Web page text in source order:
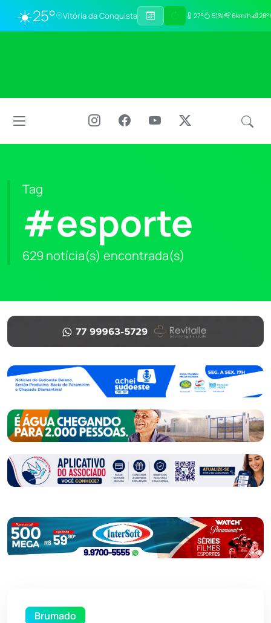
☀️25° Vitória da Conquista 27° 51% 6km/h
Tag
#esporte
629 notícia(s) encontrada(s)
Brumado